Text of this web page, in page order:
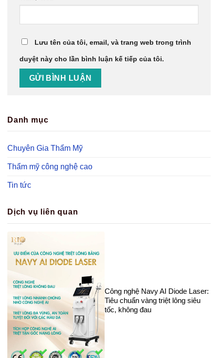
Lưu tên của tôi, email, và trang web trong trình
duyệt này cho lần bình luận kế tiếp của tôi.
Danh mục
Chuyên Gia Thẩm Mỹ
Thẩm mỹ công nghệ cao
Tin tức
Dịch vụ liên quan
Công nghệ Navy AI Diode Laser:
Tiêu chuẩn vàng triệt lông siêu
tốc, không đau